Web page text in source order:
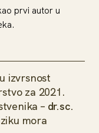
prvi autor u
izvrsnost
za 2021.
– dr.sc.
mora